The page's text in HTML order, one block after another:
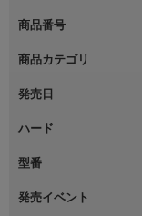
商品番号
商品カテゴリ
発売日
ハード
型番
発売イベント